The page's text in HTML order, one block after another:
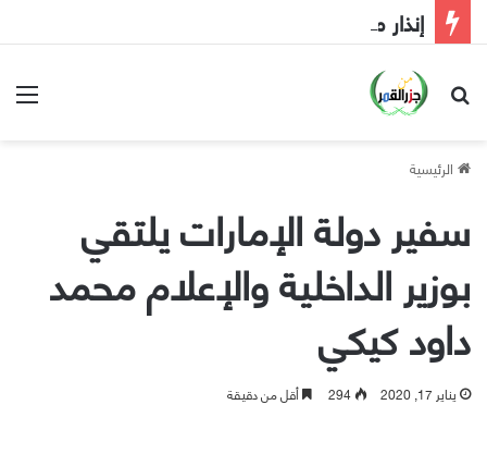
إنذار مبكر إلى الحكومة
بحث عن
الرئيسية
سفير دولة الإمارات يلتقي
بوزير الداخلية والإعلام محمد
داود كيكي
يناير 17, 2020 294 أقل من دقيقة